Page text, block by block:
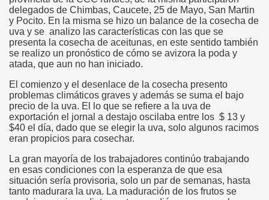
delegados de Chimbas, Caucete, 25 de Mayo, San Martin
y Pocito. En la misma se hizo un balance de la cosecha de
uva y se analizo las características con las que se
presenta la cosecha de aceitunas, en este sentido también
se realizo un pronóstico de cómo se avizora la poda y
atada, que aun no han iniciado.
El comienzo y el desenlace de la cosecha presento
problemas climáticos graves y además se suma el bajo
precio de la uva. El lo que se refiere a la uva de
exportación el jornal a destajo oscilaba entre los $ 13 y
$40 el día, dado que se elegir la uva, solo algunos racimos
eran propicios para cosechar.
La gran mayoría de los trabajadores continúo trabajando
en esas condiciones con la esperanza de que esa
situación sería provisoria, solo un par de semanas, hasta
tanto madurara la uva. La maduración de los frutos se